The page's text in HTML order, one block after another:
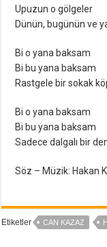
Upuzun o gölgeler
Dünün, bugünün ve
Bi o yana baksam
Bi bu yana baksam
Rastgele bir sokak
Bi o yana baksam
Bi bu yana baksam
Sadece dalgalı bir
Söz – Müzik: Hakan
Etiketler CAN KAZAZ